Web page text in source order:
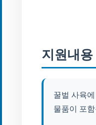
지원내용
꿀벌 사육
물품이 포